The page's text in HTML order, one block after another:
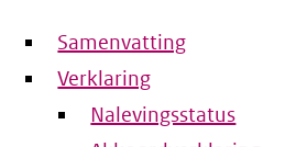
Samenvatting
Verklaring
Nalevingsstatus